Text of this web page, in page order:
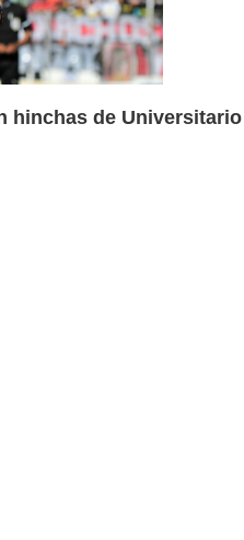
hinchas de Universitario